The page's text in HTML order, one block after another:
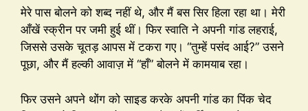
मेरे पास बोलने को शब्द नहीं थे, और मैं बस सिर हिला रहा था। मेरी
आँखें स्क्रीन पर जमी हुई थीं। फिर स्वाति ने अपनी गांड लहराई,
जिससे उसके चूतड़ आपस में टकरा गए। “तुम्हें पसंद आई?” उसने
पूछा, और मैं हल्की आवाज़ में “हाँ” बोलने में कामयाब रहा।
फिर उसने अपने थोंग को साइड करके अपनी गांड का पिंक चेद